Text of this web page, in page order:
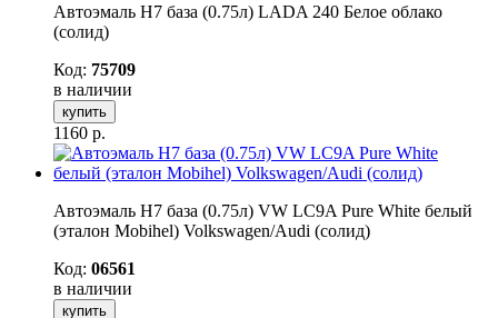
Автоэмаль H7 база (0.75л) LADA 240 Белое облако
(солид)
Код: 75709
в наличии
купить
1160 р.
Автоэмаль H7 база (0.75л) VW LC9A Pure White белый
(эталон Mobihel) Volkswagen/Audi (солид)
Код: 06561
в наличии
купить